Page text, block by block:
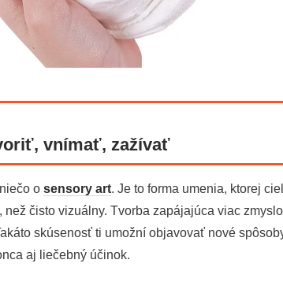
vnímať, zažívať
o sensory art. Je to forma umenia, ktorej
než čisto vizuálny. Tvorba zapájajúca viac
skúsenosť ti umožní objavovať nové
aj liečebný účinok.